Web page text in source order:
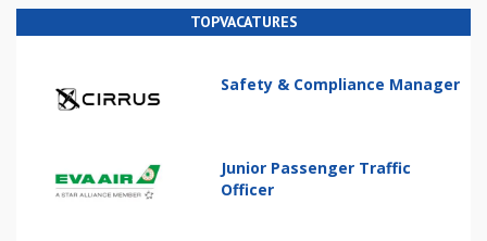
TOPVACATURES
Safety & Compliance Manager
Junior Passenger Traffic
Officer